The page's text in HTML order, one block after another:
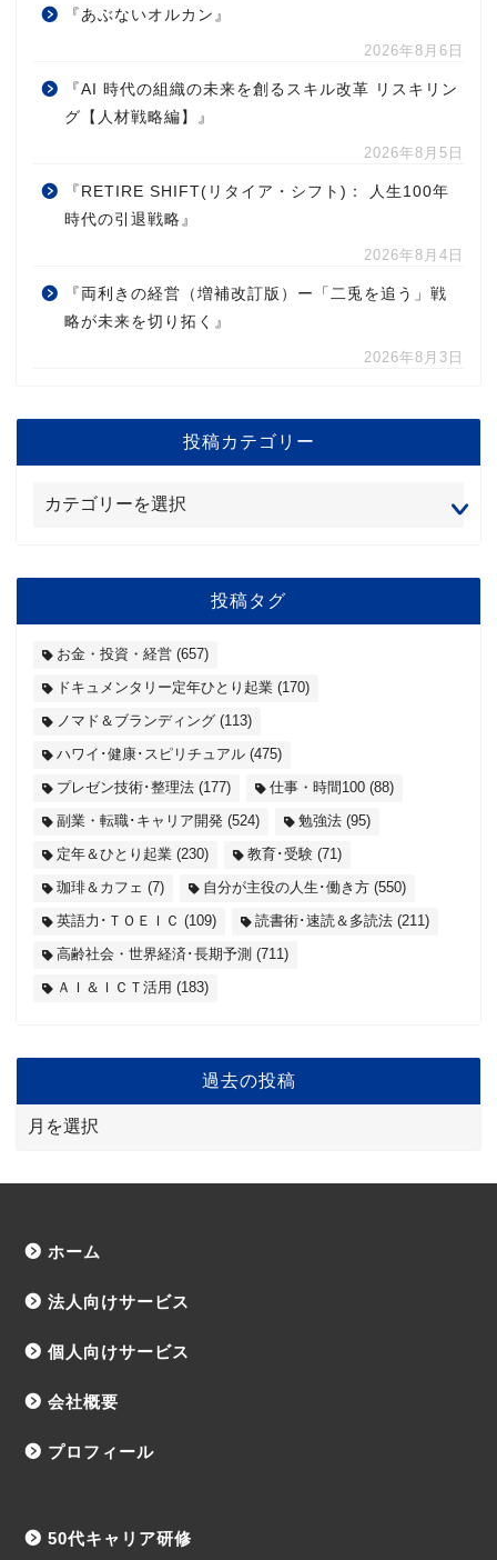
『あぶないオルカン』
2026年8月6日
『AI 時代の組織の未来を創るスキル改革 リスキリン
グ【人材戦略編】』
2026年8月5日
『RETIRE SHIFT(リタイア・シフト)： 人生100年
時代の引退戦略』
2026年8月4日
『両利きの経営（増補改訂版）ー「二兎を追う」戦
略が未来を切り拓く』
2026年8月3日
投稿カテゴリー
投稿タグ
お金・投資・経営 (657)
ドキュメンタリー定年ひとり起業 (170)
ノマド＆ブランディング (113)
ハワイ･健康･スピリチュアル (475)
プレゼン技術･整理法 (177) 仕事・時間100 (88)
副業・転職･キャリア開発 (524) 勉強法 (95)
定年＆ひとり起業 (230) 教育･受験 (71)
珈琲＆カフェ (7) 自分が主役の人生･働き方 (550)
英語力･ＴＯＥＩＣ (109) 読書術･速読＆多読法 (211)
高齢社会・世界経済･長期予測 (711)
ＡＩ＆ＩＣＴ活用 (183)
過去の投稿
ホーム
法人向けサービス
個人向けサービス
会社概要
プロフィール
50代キャリア研修